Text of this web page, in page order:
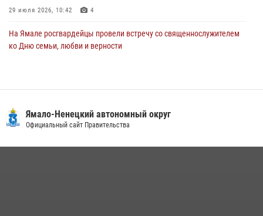
29 июля 2026, 10:42 4
На Ямале росгвардейцы провели встречу со священнослужителем
ко Дню семьи, любви и верности
«Каникулы с Росгвардией» продолжаются на Ямале
Ямало-Ненецкий автономный округ
Официальный сайт Правительства